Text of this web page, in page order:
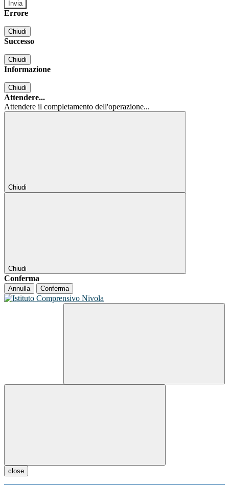
Errore
Chiudi
Successo
Chiudi
Informazione
Chiudi
Attendere...
Attendere il completamento dell'operazione...
Chiudi
Chiudi
Conferma
Annulla Conferma
close